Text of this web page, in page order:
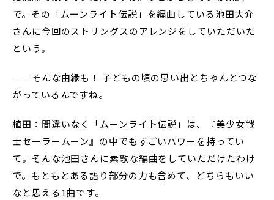
で。その「ムーンライト伝説」を編曲している池田大介
さんに今回のストリングスのアレンジをしていただいた
という。
──そんな由縁も！ 子どもの頃の思い出とちゃんとつな
がっているんですね。
植田：間違いなく「ムーンライト伝説」は、『美少女戦
士セーラームーン』の中でもすごいパワーを持ってい
て。そんな池田さんに素敵な編曲をしていただけたわけ
で。もともとある語り部分の力も含めて、どちらもいい
なと思える1曲です。